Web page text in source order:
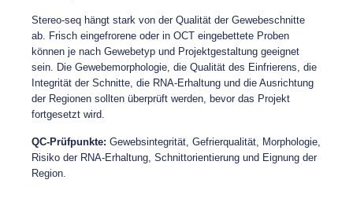
Stereo-seq hängt stark von der Qualität der Gewebeschnitte
ab. Frisch eingefrorene oder in OCT eingebettete Proben
können je nach Gewebetyp und Projektgestaltung geeignet
sein. Die Gewebemorphologie, die Qualität des Einfrierens, die
Integrität der Schnitte, die RNA-Erhaltung und die Ausrichtung
der Regionen sollten überprüft werden, bevor das Projekt
fortgesetzt wird.
QC-Prüfpunkte: Gewebsintegrität, Gefrierqualität, Morphologie,
Risiko der RNA-Erhaltung, Schnittorientierung und Eignung der
Region.